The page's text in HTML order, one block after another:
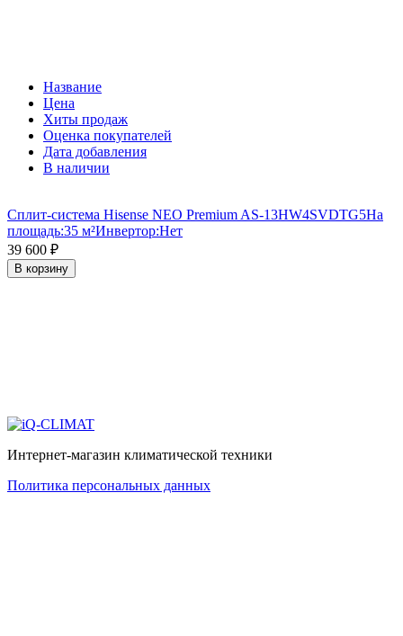
Название
Цена
Хиты продаж
Оценка покупателей
Дата добавления
В наличии
Сплит-система Hisense NEO Premium AS-13HW4SVDTG5На
площадь:35 м²Инвертор:Нет
39 600 ₽
В корзину
Интернет-магазин климатической техники
Политика персональных данных